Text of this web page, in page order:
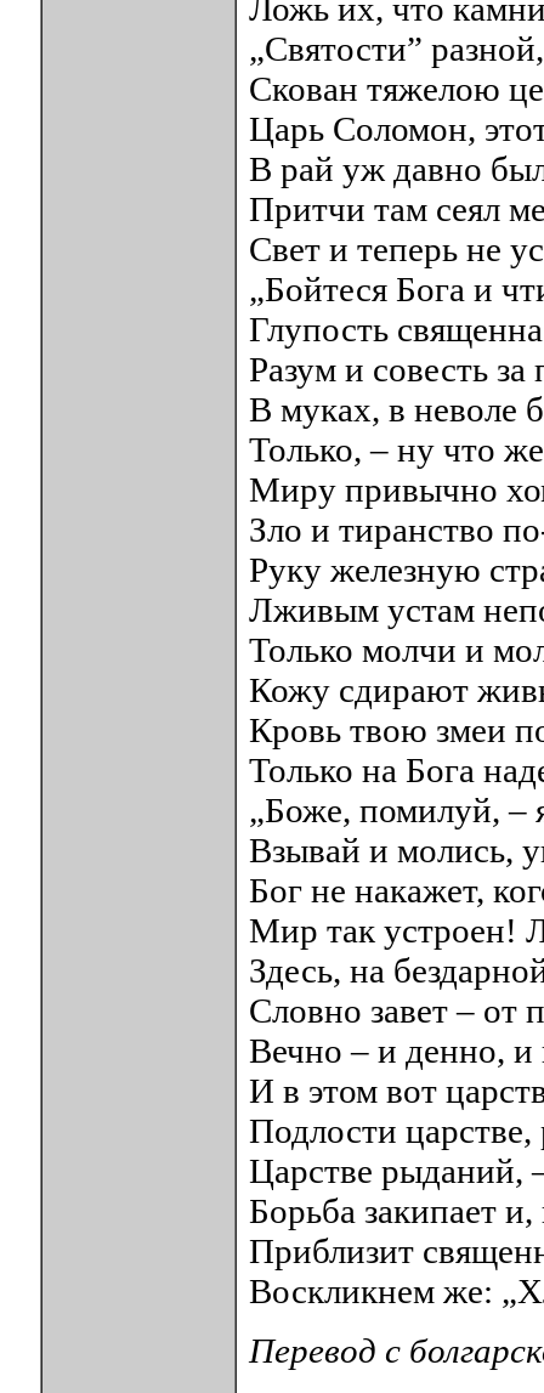
Ложь их, что
„Святости”
Скован тяжелою
Царь Соломон,
В рай уж давно
Притчи там сеял
Свет и теперь не
„Бойтеся Бога и
Глупость
Разум и совесть за
В муках, в неволе
Только, – ну что
Миру привычно
Зло и тиранство
Руку железную
Лживым устам
Только молчи и
Кожу сдирают
Кровь твою змеи
Только на Бога
„Боже, помилуй, –
Взывай и молись,
Бог не накажет,
Мир так устроен!
Здесь, на
Словно завет – от
Вечно – и денно,
И в этом вот
Подлости царстве,
Царстве рыданий,
Борьба закипает
Приблизит
Воскликнем же:
Перевод с